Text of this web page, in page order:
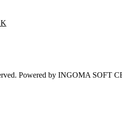
Powered by INGOMA SOFT